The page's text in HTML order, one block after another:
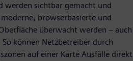
werden sichtbar gemacht und
browserbasierte und
überwacht werden – auch
können Netzbetreiber durch
auf einer Karte Ausfälle direkt